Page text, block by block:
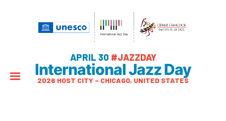
APRIL 30 #JAZZDAY
International Jazz Day
2026 HOST CITY – CHICAGO, UNITED STATES